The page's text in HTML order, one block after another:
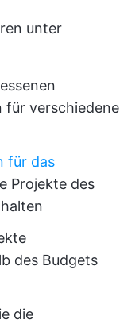
unter
für verschiedene
für das
Projekte des
des Budgets
die